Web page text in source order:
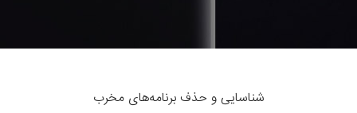
شناسایی و حذف برنامه‌های مخرب